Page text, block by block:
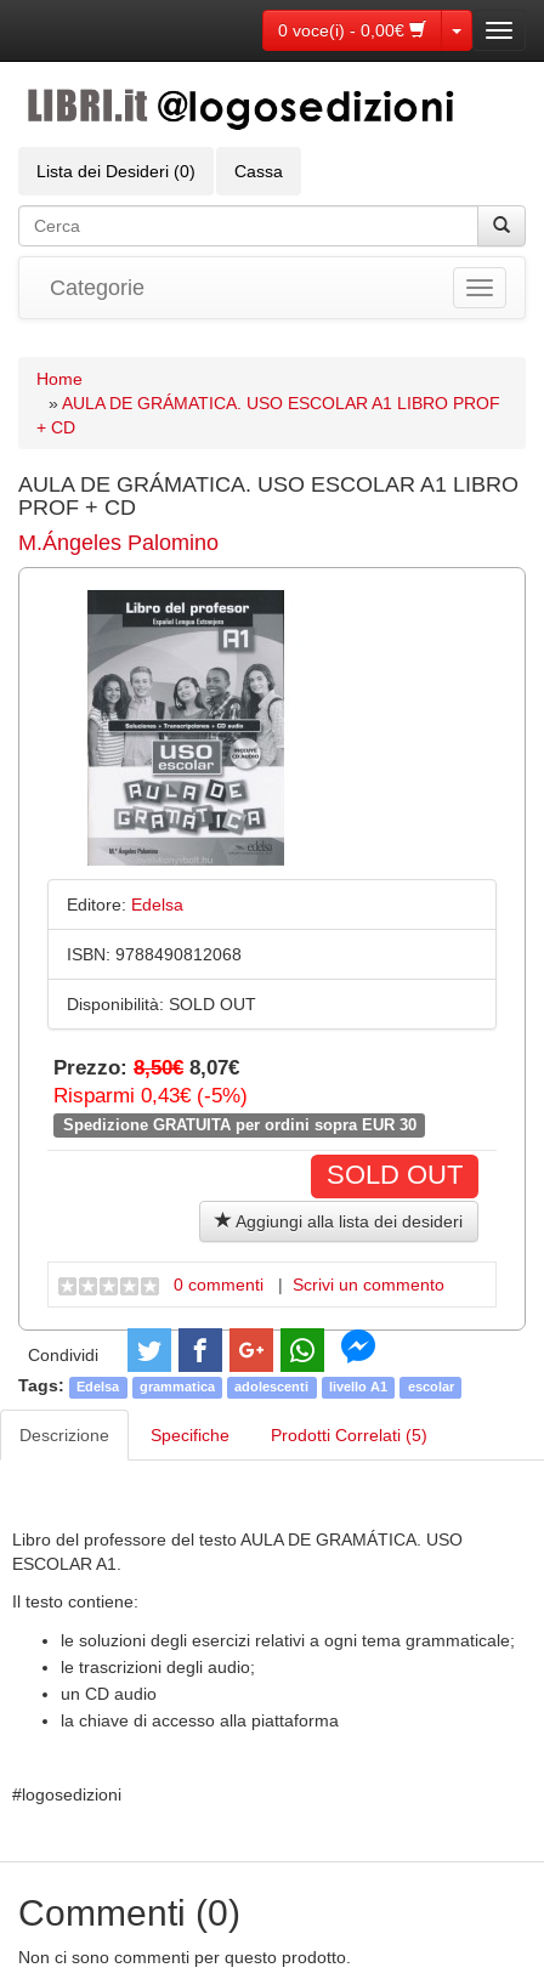
0 voce(i) - 0,00€ Toggle
Lista dei Desideri (0) Cassa
Toggle
Categorie
Home
»AULA DE GRÁMATICA. USO ESCOLAR A1 LIBRO PROF
+ CD
AULA DE GRÁMATICA. USO ESCOLAR A1 LIBRO
PROF + CD
M.Ángeles Palomino
Editore: Edelsa
ISBN: 9788490812068
Disponibilità: SOLD OUT
Prezzo: 8,50€ 8,07€
Risparmi 0,43€ (-5%)
Spedizione GRATUITA per ordini sopra EUR 30
SOLD OUT
Aggiungi alla lista dei desideri
0 commenti | Scrivi un commento
Condividi
Tags:
Edelsa grammatica adolescenti livello A1 escolar
Descrizione Specifiche Prodotti Correlati (5)
Libro del professore del testo AULA DE GRAMÁTICA. USO
ESCOLAR A1.
Il testo contiene:
le soluzioni degli esercizi relativi a ogni tema grammaticale;
le trascrizioni degli audio;
un CD audio
la chiave di accesso alla piattaforma
#logosedizioni
Commenti (0)
Non ci sono commenti per questo prodotto.